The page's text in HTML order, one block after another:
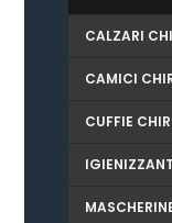
CALZARI
CAMICI
CUFFIE